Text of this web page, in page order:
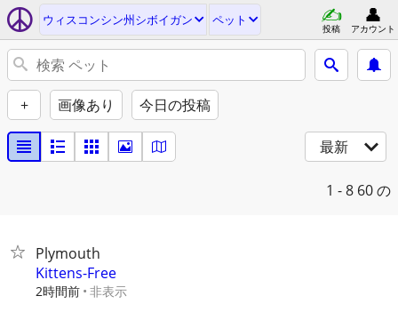
ウィスコンシン州シボイガン ペット
投稿 アカウント
+ 画像あり 今日の投稿
最新
1 - 8 60 の
Plymouth
Kittens-Free
2時間前 非表示